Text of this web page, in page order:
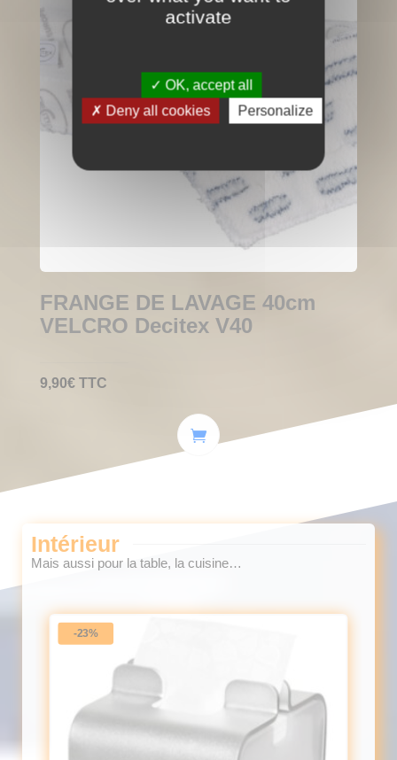
FRANGE DE LAVAGE 40cm
VELCRO Decitex V40
9,90€ TTC
Intérieur
Mais aussi pour la table, la cuisine…
-23%
activate
OK, accept all
Deny all cookies
Personalize